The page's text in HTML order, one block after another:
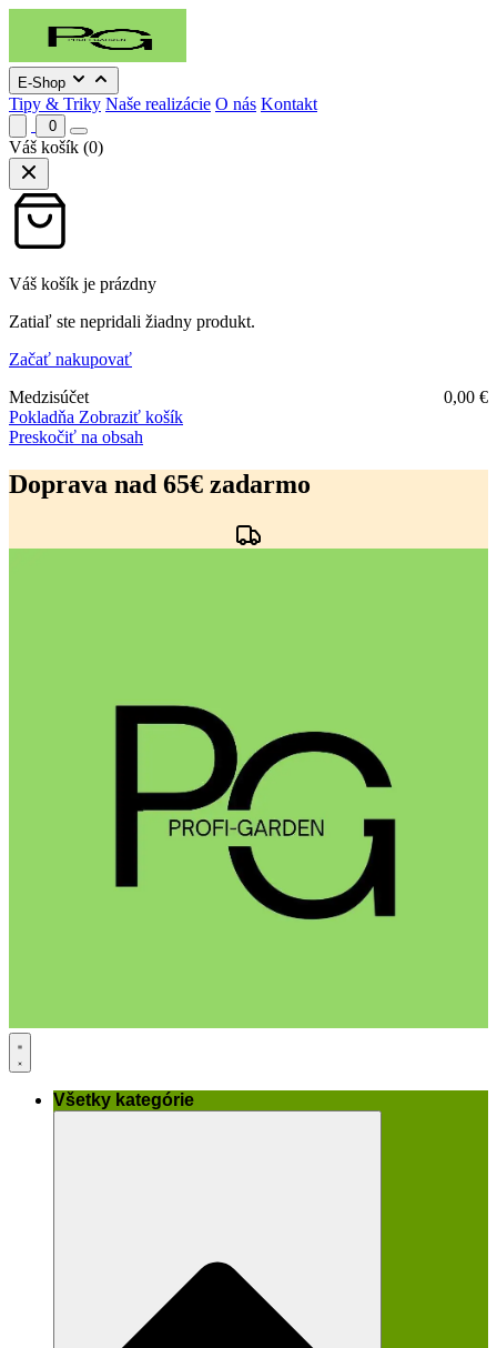
E-Shop
Tipy & Triky Naše realizácie O nás Kontakt
0
Váš košík (0)
Váš košík je prázdny
Zatiaľ ste nepridali žiadny produkt.
Začať nakupovať
Medzisúčet
0,00 €
Pokladňa Zobraziť košík
Preskočiť na obsah
Doprava nad 65€ zadarmo
Všetky kategórie